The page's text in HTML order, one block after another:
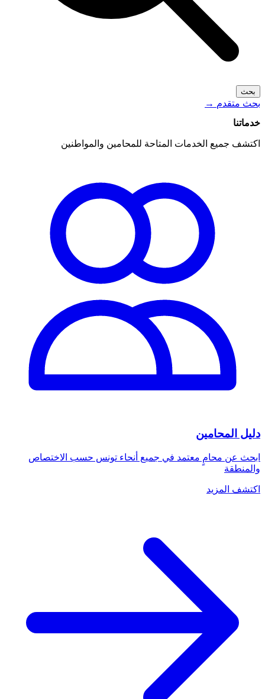
بحث
بحث متقدم →
خدماتنا
اكتشف جميع الخدمات المتاحة للمحامين والمواطنين
دليل المحامين
ابحث عن محامٍ معتمد في جميع أنحاء تونس حسب الاختصاص
والمنطقة
اكتشف المزيد